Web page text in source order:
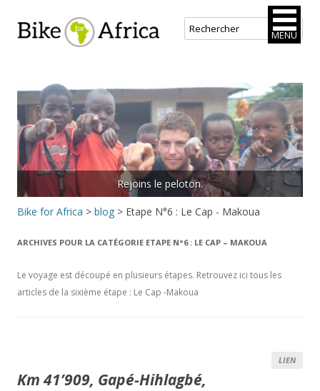
Bike for Africa
contenu
principal
Rejoins le peloton.
Bike for Africa > blog > Etape N°6 : Le Cap - Makoua
ARCHIVES POUR LA CATÉGORIE ETAPE N°6 : LE CAP – MAKOUA
Le voyage est découpé en plusieurs étapes. Retrouvez ici tous les
articles de la sixième étape : Le Cap -Makoua
LIEN
Km 41’909, Gapé-Hihlagbé,
MENU